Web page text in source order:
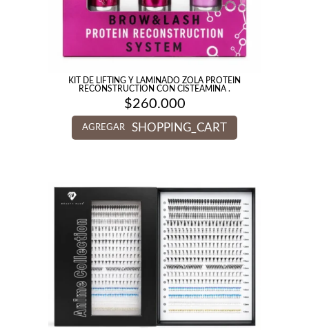
KIT DE LIFTING Y LAMINADO ZOLA PROTEIN
RECONSTRUCTION CON CISTEAMINA .
$260.000
AGREGAR SHOPPING_CART